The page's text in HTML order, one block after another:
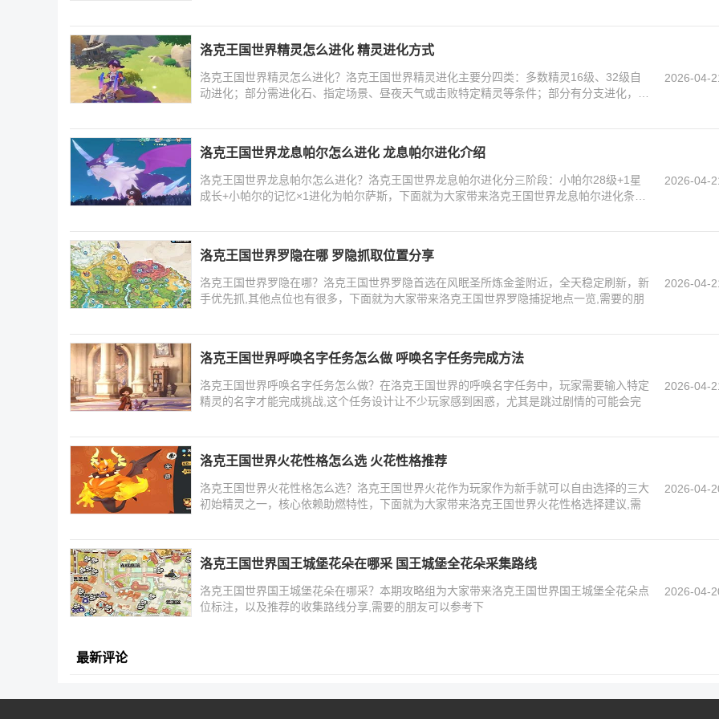
洛克王国世界精灵怎么进化 精灵进化方式
洛克王国世界精灵怎么进化？洛克王国世界精灵进化主要分四类：多数精灵16级、32级自
动进化；部分需进化石、指定场景、昼夜天气或击败特定精灵等条件；部分有分支进化，下
2026-04-
洛克王国世界龙息帕尔怎么进化 龙息帕尔进化介绍
洛克王国世界龙息帕尔怎么进化？洛克王国世界龙息帕尔进化分三阶段：小帕尔28级+1星
成长+小帕尔的记忆×1进化为帕尔萨斯，下面就为大家带来洛克王国世界龙息帕尔进化条件
2026-04-
洛克王国世界罗隐在哪 罗隐抓取位置分享
洛克王国世界罗隐在哪？洛克王国世界罗隐首选在风眠圣所炼金釜附近，全天稳定刷新，新
手优先抓,其他点位也有很多，下面就为大家带来洛克王国世界罗隐捕捉地点一览,需要的朋
2026-04-
洛克王国世界呼唤名字任务怎么做 呼唤名字任务完成方法
洛克王国世界呼唤名字任务怎么做？在洛克王国世界的呼唤名字任务中，玩家需要输入特定
精灵的名字才能完成挑战,这个任务设计让不少玩家感到困惑，尤其是跳过剧情的可能会完
2026-04-
洛克王国世界火花性格怎么选 火花性格推荐
洛克王国世界火花性格怎么选？洛克王国世界火花作为玩家作为新手就可以自由选择的三大
初始精灵之一，核心依赖助燃特性，下面就为大家带来洛克王国世界火花性格选择建议,需
2026-04-
洛克王国世界国王城堡花朵在哪采 国王城堡全花朵采集路线
洛克王国世界国王城堡花朵在哪采？本期攻略组为大家带来洛克王国世界国王城堡全花朵点
位标注，以及推荐的收集路线分享,需要的朋友可以参考下
2026-04-
最新评论